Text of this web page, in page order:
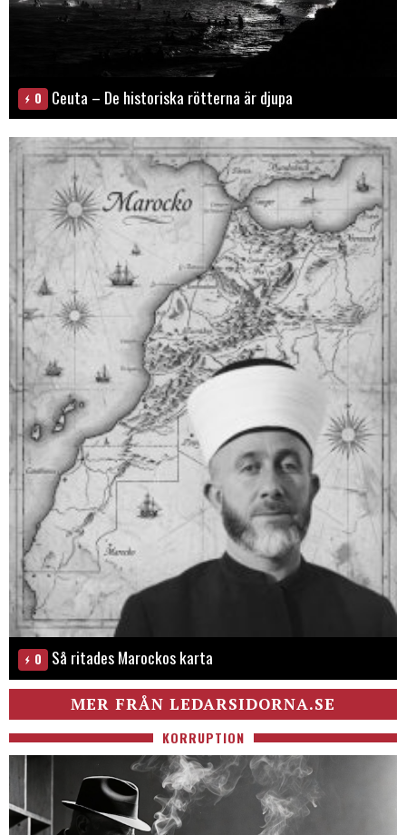
0 Ceuta – De historiska rötterna är djupa
0 Så ritades Marockos karta
MER FRÅN LEDARSIDORNA.SE
KORRUPTION